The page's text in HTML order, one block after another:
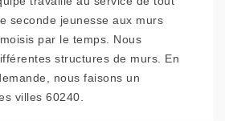
seconde jeunesse aux murs
par le temps. Nous
structures de murs. En
nous faisons un
villes 60240.